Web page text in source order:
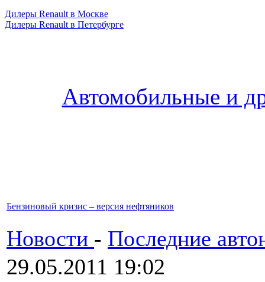
Дилеры Renault в Москве
Дилеры Renault в Петербурге
Автомобильные и
Бензиновый кризис – версия нефтяников
Новости - Последние
29.05.2011 19:02